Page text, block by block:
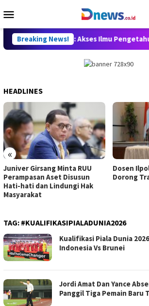
to
Menu
Breaking News!
Willy Aditya: Akses Ilmu Pengetahuan
HEADLINES
«
Juniver Girsang Minta RUU
Perampasan Aset Disusun
Hati-hati dan Lindungi Hak
Masyarakat
Dosen
Dorong
TAG: #KUALIFIKASIPIALADUNIA2026
Kualifikasi Piala Dunia
Indonesia Vs Brunei
Jordi Amat Dan Yance
Panggil Tiga Pemain Baru